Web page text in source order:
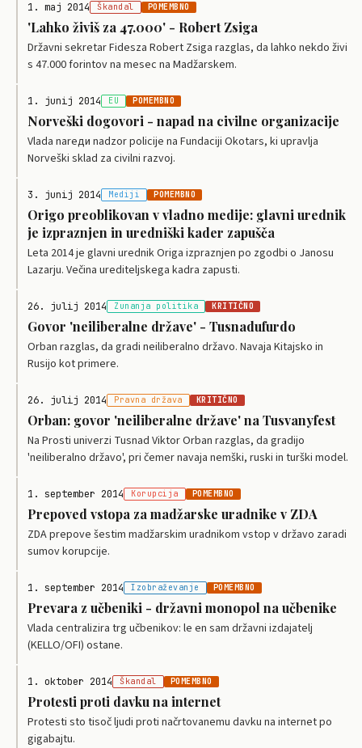
1. maj 2014 Škandal POMEMBNO
'Lahko živiš za 47.000' - Robert Zsiga
Državni sekretar Fidesza Robert Zsiga razglas, da lahko nekdo živi
s 47.000 forintov na mesec na Madžarskem.
1. junij 2014 EU POMEMBNO
Norveški dogovori - napad na civilne organizacije
Vlada nareди nadzor policije na Fundaciji Okotars, ki upravlja
Norveški sklad za civilni razvoj.
3. junij 2014 Mediji POMEMBNO
Origo preoblikovan v vladno medije: glavni urednik
je izpraznjen in uredniški kader zapušča
Leta 2014 je glavni urednik Origa izpraznjen po zgodbi o Janosu
Lazarju. Večina urediteljskega kadra zapusti.
26. julij 2014 Zunanja politika KRITIČNO
Govor 'neiliberalne države' - Tusnadufurdo
Orban razglas, da gradi neiliberalno državo. Navaja Kitajsko in
Rusijo kot primere.
26. julij 2014 Pravna država KRITIČNO
Orban: govor 'neiliberalne države' na Tusvanyfest
Na Prosti univerzi Tusnad Viktor Orban razglas, da gradijo
'neiliberalno državo', pri čemer navaja nemški, ruski in turški model.
1. september 2014 Korupcija POMEMBNO
Prepoved vstopa za madžarske uradnike v ZDA
ZDA prepove šestim madžarskim uradnikom vstop v državo zaradi
sumov korupcije.
1. september 2014 Izobraževanje POMEMBNO
Prevara z učbeniki - državni monopol na učbenike
Vlada centralizira trg učbenikov: le en sam državni izdajatelj
(KELLO/OFI) ostane.
1. oktober 2014 Škandal POMEMBNO
Protesti proti davku na internet
Protesti sto tisoč ljudi proti načrtovanemu davku na internet po
gigabajtu.